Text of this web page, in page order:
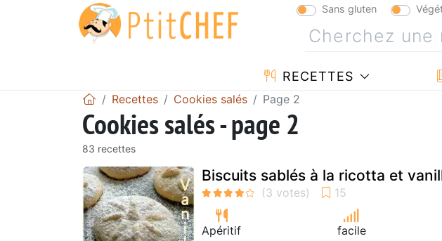
Sans gluten
RECETTES
Recettes Cookies salés Page 2
Cookies salés - page 2
83 recettes
Biscuits sablés à la ricotta et
Apéritif facile